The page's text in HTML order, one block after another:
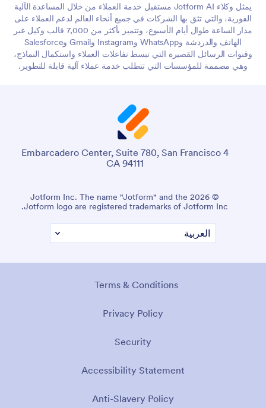
يمثل وكلاء Jotform AI مستقبل خدمة العملاء من خلال المساعدة الآلية
الفورية، والتي تثق بها الشركات في جميع أنحاء العالم لدعم العملاء على
مدار الساعة طوال أيام الأسبوع، وتتميز بأكثر من 7,000 قالب وكيل عبر
الهاتف والدردشة وWhatsApp وInstagram وGmail وSalesforce
وقنوات الرسائل القصيرة التي تبسط تفاعلات العملاء واستكمال النماذج،
وهي مصممة للمؤسسات التي تتطلب خدمة عملاء آلية قابلة للتطوير.
4 Embarcadero Center, Suite 780, San Francisco
CA 94111
© 2026 Jotform Inc. The name "Jotform" and the
Jotform logo are registered trademarks of Jotform Inc.
Terms & Conditions
Privacy Policy
Security
Accessibility Statement
Anti-Slavery Policy